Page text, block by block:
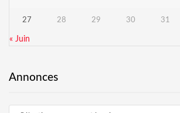
27 28 29 30 31
« Juin
Annonces